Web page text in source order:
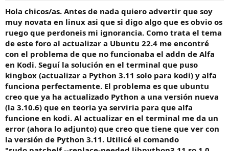
Hola chicos/as. Antes de nada quiero advertir que soy
muy novata en linux asi que si digo algo que es obvio os
ruego que perdoneis mi ignorancia. Como trata el tema
de este foro al actualizar a Ubuntu 22.4 me encontré
con el problema de que no funcionaba el addn de Alfa
en Kodi. Seguí la solución en el terminal que puso
kingbox (actualizar a Python 3.11 solo para kodi) y alfa
funciona perfectamente. El problema es que ubuntu
creo que ya ha actualizado Python a una versión nueva
(la 3.10.6) que en teoria ya serviria para que alfa
funcione en kodi. Al actualizar en el terminal me da un
error (ahora lo adjunto) que creo que tiene que ver con
la versión de Python 3.11. Utilicé el comando